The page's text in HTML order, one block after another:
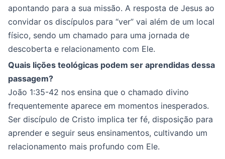
apontando para a sua missão. A resposta de Jesus ao
convidar os discípulos para “ver” vai além de um local
físico, sendo um chamado para uma jornada de
descoberta e relacionamento com Ele.
Quais lições teológicas podem ser aprendidas dessa
passagem?
João 1:35-42 nos ensina que o chamado divino
frequentemente aparece em momentos inesperados.
Ser discípulo de Cristo implica ter fé, disposição para
aprender e seguir seus ensinamentos, cultivando um
relacionamento mais profundo com Ele.